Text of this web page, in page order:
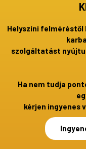
Helyszíni felméréstől
szolgáltatást
Ha nem tudja
kérjen ingyenes